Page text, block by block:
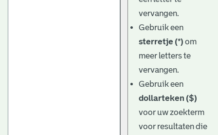
vervangen.
Gebruik een
sterretje (*) om
meer letters te
vervangen.
Gebruik een
dollarteken ($)
voor uw zoekterm
voor resultaten die